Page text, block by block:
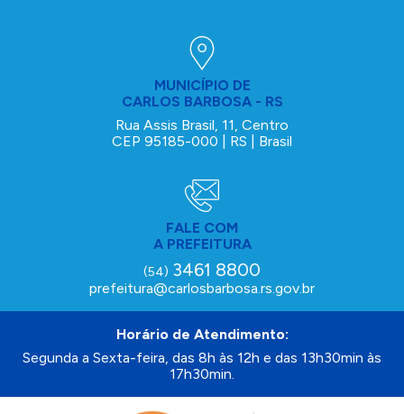
MUNICÍPIO DE
CARLOS BARBOSA - RS
Rua Assis Brasil, 11, Centro
CEP 95185-000 | RS | Brasil
FALE COM
A PREFEITURA
(54) 3461 8800
prefeitura@carlosbarbosa.rs.gov.br
Horário de Atendimento:
Segunda a Sexta-feira, das 8h às 12h e das 13h30min às
17h30min.